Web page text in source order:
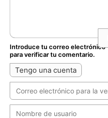
Introduce tu correo electrónico
para verificar tu comentario.
Tengo una cuenta